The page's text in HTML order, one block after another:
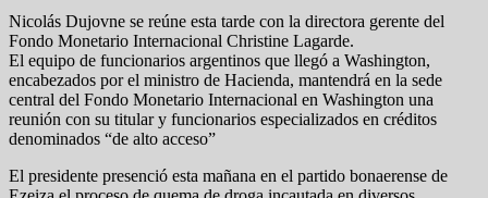
Nicolás Dujovne se reúne esta tarde con la directora gerente del
Fondo Monetario Internacional Christine Lagarde.
El equipo de funcionarios argentinos que llegó a Washington,
encabezados por el ministro de Hacienda, mantendrá en la sede
central del Fondo Monetario Internacional en Washington una
reunión con su titular y funcionarios especializados en créditos
denominados “de alto acceso”
El presidente presenció esta mañana en el partido bonaerense de